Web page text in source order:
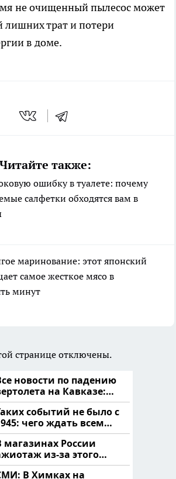
не очищенный пылесос может
лишних трат и потери
в доме.
Читайте также:
ошибку в туалете: почему
салфетки обходятся вам в
маринование: этот японский
самое жесткое мясо в
минут
странице отключены.
новости по падению
на Кавказе:
здесь
событий не было с
чего ждать всем
магазинах России
из-за этого
что купить?
В Химках на